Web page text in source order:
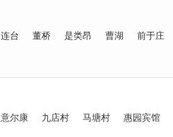
连台 董桥 是类昂 曹湖 前于庄
意尔康 九店村 马塘村 惠园宾馆